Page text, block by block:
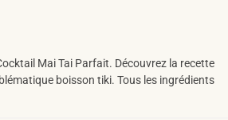
Mai Tai Parfait. Découvrez la recette
boisson tiki. Tous les ingrédients